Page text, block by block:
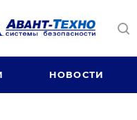
НОВОСТИ